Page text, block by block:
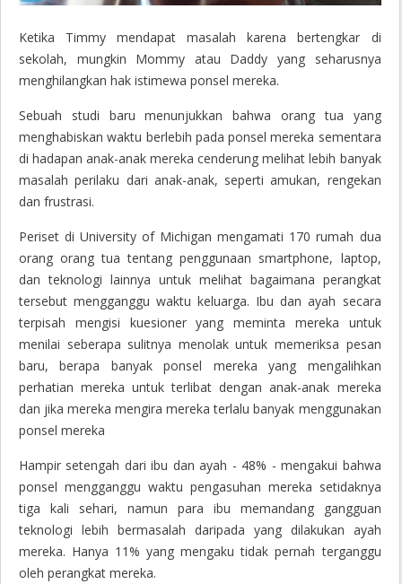
Ketika Timmy mendapat masalah karena bertengkar di
sekolah, mungkin Mommy atau Daddy yang seharusnya
menghilangkan hak istimewa ponsel mereka.
Sebuah studi baru menunjukkan bahwa orang tua yang
menghabiskan waktu berlebih pada ponsel mereka sementara
di hadapan anak-anak mereka cenderung melihat lebih banyak
masalah perilaku dari anak-anak, seperti amukan, rengekan
dan frustrasi.
Periset di University of Michigan mengamati 170 rumah dua
orang orang tua tentang penggunaan smartphone, laptop,
dan teknologi lainnya untuk melihat bagaimana perangkat
tersebut mengganggu waktu keluarga. Ibu dan ayah secara
terpisah mengisi kuesioner yang meminta mereka untuk
menilai seberapa sulitnya menolak untuk memeriksa pesan
baru, berapa banyak ponsel mereka yang mengalihkan
perhatian mereka untuk terlibat dengan anak-anak mereka
dan jika mereka mengira mereka terlalu banyak menggunakan
ponsel mereka
Hampir setengah dari ibu dan ayah - 48% - mengakui bahwa
ponsel mengganggu waktu pengasuhan mereka setidaknya
tiga kali sehari, namun para ibu memandang gangguan
teknologi lebih bermasalah daripada yang dilakukan ayah
mereka. Hanya 11% yang mengaku tidak pernah terganggu
oleh perangkat mereka.